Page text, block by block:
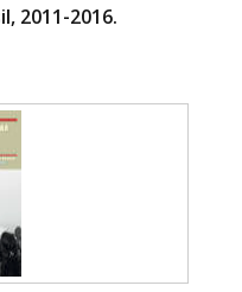
2011-2016.